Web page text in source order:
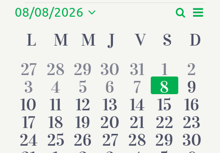
Évènements
Recherche
navigation
de
Mois
08/08/2026
une
Calendrier
LLUNDI
M MARDI
M MERCREDI
J JEUDI
V S D
0
évènements
27 0
évènements
28 0
évènements
29 0
évènements
30 0
évènements
31
0
1
0
2
0
évènements
3
0
évènements
4
0
évènements
5
0
évènements
6
0
évènements
7
0
8
0
9
0
évènements
10
0
évènements
11
0
évènements
12
0
évènements
13
0
évènements
14
0
15
0
16
0
évènements
17
0
évènements
18
0
évènements
19 0
évènements
20 0
évènements
21 0
22 0
23
0
24 0
25 0
26 0
27 0
28 0
29 0
30